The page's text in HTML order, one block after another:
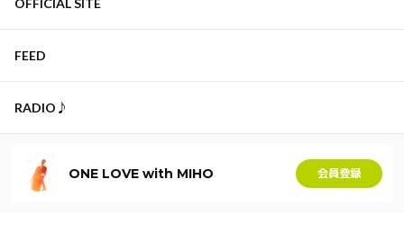
OFFICIAL SITE
FEED
RADIO♪
ONE LOVE with MIHO 会員登録